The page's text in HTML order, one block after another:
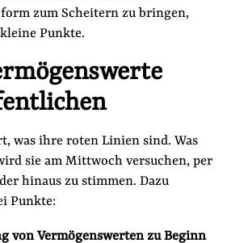
zum Scheitern zu bringen,
Punkte.
was ihre roten Linien sind. Was
sie am Mittwoch versuchen, per
hinaus zu stimmen. Dazu
Punkte:
von Vermögenswerten zu Beginn